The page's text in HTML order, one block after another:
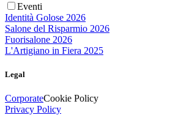
Eventi
Identità Golose 2026
Salone del Risparmio 2026
Fuorisalone 2026
L'Artigiano in Fiera 2025
Legal
CorporateCookie Policy
Privacy Policy